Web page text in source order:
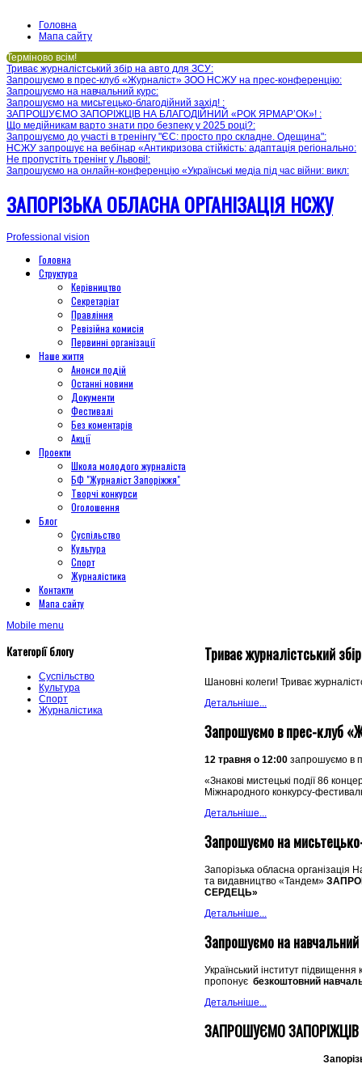
Головна
Мапа сайту
Терміново всім!
Триває журналістський збір на авто для ЗСУ:
Запрошуємо в прес-клуб «Журналіст» ЗОО НСЖУ на прес-конференцію:
Запрошуємо на навчальний курс:
Запрошуємо на мисьтецько-благодійний захід! :
ЗАПРОШУЄМО ЗАПОРІЖЦІВ НА БЛАГОДІЙНИЙ «РОК ЯРМАР’ОК»! :
Що медійникам варто знати про безпеку у 2025 році?:
Запрошуємо до участі в тренінгу "ЄС: просто про складне. Одещина":
НСЖУ запрошує на вебінар «Антикризова стійкість: адаптація регіонально:
Не пропустіть тренінг у Львові!:
Запрошуємо на онлайн-конференцію «Українські медіа під час війни: викл:
ЗАПОРІЗЬКА ОБЛАСНА ОРГАНІЗАЦІЯ НСЖУ
Professional vision
Головна
Структура
Керівництво
Секретаріат
Правління
Ревізійна комисія
Первинні організації
Наше життя
Анонси подій
Останні новини
Документи
Фестивалі
Без коментарів
Акції
Проекти
Школа молодого журналіста
БФ "Журналіст Запоріжжя"
Творчі конкурси
Оголошення
Блог
Суспільство
Культура
Спорт
Журналістика
Контакти
Мапа сайту
Mobile menu
Категорії блогу
Суспільство
Культура
Спорт
Журналістика
Триває журналістський
Шановні колеги! Триває
Детальніше...
Запрошуємо в прес-клуб
12 травня о 12:00 запрошуємо в
«Знакові мистецькі події 86
Міжнародного конкурсу-
Детальніше...
Запрошуємо на
Запорізька обласна організація
та видавництво «Тандем»
СЕРДЕЦЬ»
Детальніше...
Запрошуємо на навчальний
Український інститут підвищення
пропонує безкоштовний
Детальніше...
ЗАПРОШУЄМО